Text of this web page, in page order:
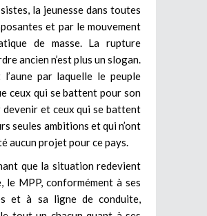
la jeunesse dans toutes
et par le mouvement
de masse. La rupture
ancien n’est plus un slogan.
l’aune par laquelle le peuple
ceux qui se battent pour son
devenir et ceux qui se battent
seules ambitions et qui n’ont
aucun projet pour ce pays.
que la situation redevient
le MPP, conformément à ses
et à sa ligne de conduite,